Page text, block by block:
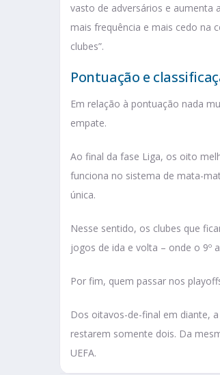
vasto de adversários e aumenta
mais frequência e mais cedo na
clubes”.
Pontuação e
Em relação à pontuação nada
empate.
Ao final da fase Liga, os oito
funciona no sistema de mata-
única.
Nesse sentido, os clubes que
jogos de ida e volta – onde o 9º
Por fim, quem passar nos
Dos oitavos-de-final em diante,
restarem somente dois. Da
UEFA.